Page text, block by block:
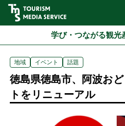
学び・つながる観光
地域 イベント 話題
徳島県徳島市、阿波お
トをリニューアル